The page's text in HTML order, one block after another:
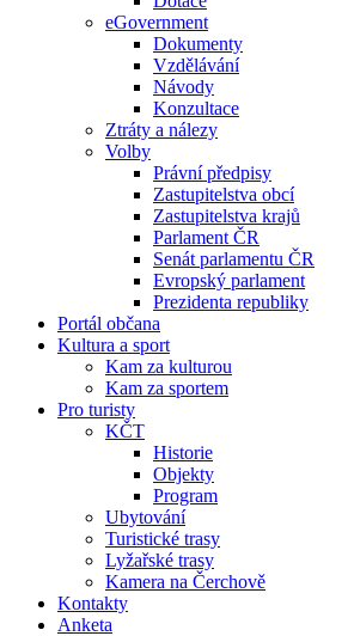
eGovernment
Dokumenty
Vzdělávání
Návody
Konzultace
Ztráty a nálezy
Volby
Právní předpisy
Zastupitelstva obcí
Zastupitelstva krajů
Parlament ČR
Senát parlamentu ČR
Evropský parlament
Prezidenta republiky
Portál občana
Kultura a sport
Kam za kulturou
Kam za sportem
Pro turisty
KČT
Historie
Objekty
Program
Ubytování
Turistické trasy
Lyžařské trasy
Kamera na Čerchově
Kontakty
Anketa